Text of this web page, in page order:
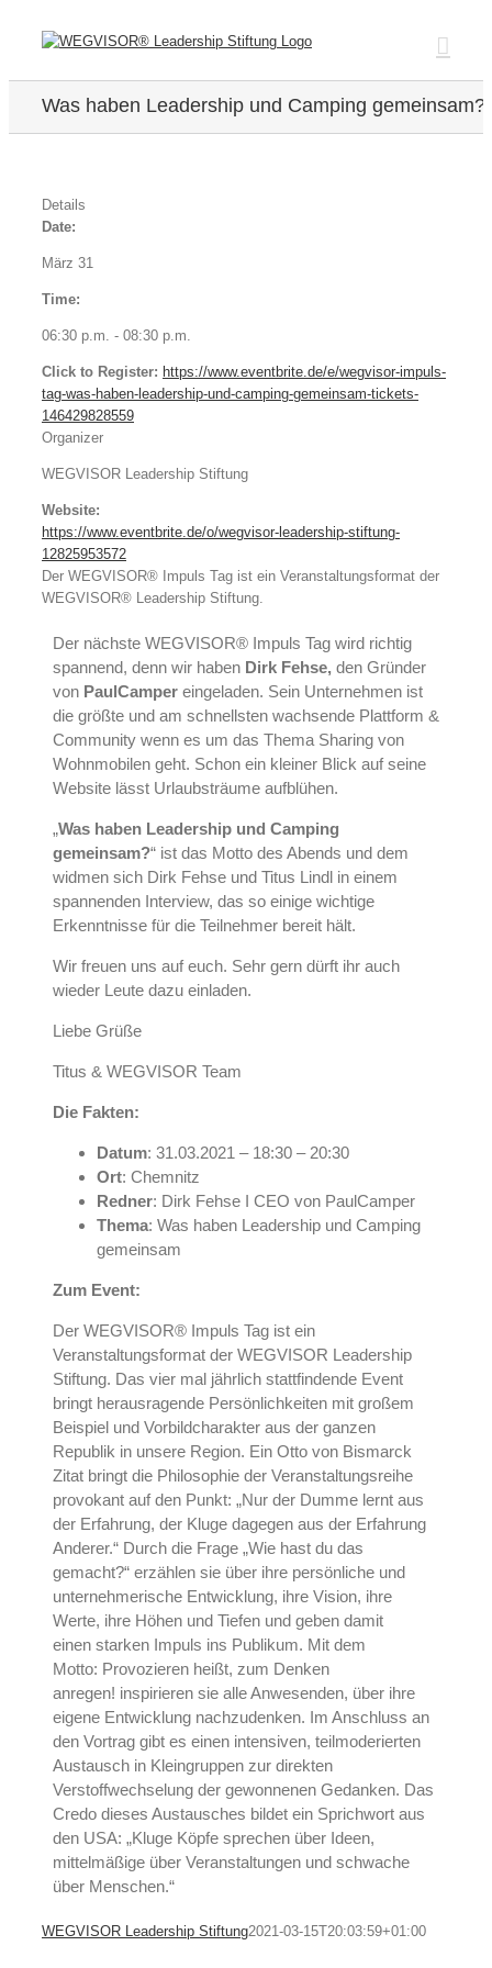
Was haben Leadership und Camping gemeinsam?
Details
Date:
März 31
Time:
06:30 p.m. - 08:30 p.m.
Click to Register: https://www.eventbrite.de/e/wegvisor-impuls-
tag-was-haben-leadership-und-camping-gemeinsam-tickets-
146429828559
Organizer
WEGVISOR Leadership Stiftung
Website:
https://www.eventbrite.de/o/wegvisor-leadership-stiftung-
12825953572
Der WEGVISOR® Impuls Tag ist ein Veranstaltungsformat der
WEGVISOR® Leadership Stiftung.
Der nächste WEGVISOR® Impuls Tag wird richtig
spannend, denn wir haben Dirk Fehse, den Gründer
von PaulCamper eingeladen. Sein Unternehmen ist
die größte und am schnellsten wachsende Plattform &
Community wenn es um das Thema Sharing von
Wohnmobilen geht. Schon ein kleiner Blick auf seine
Website lässt Urlaubsträume aufblühen.
„Was haben Leadership und Camping
gemeinsam?“ ist das Motto des Abends und dem
widmen sich Dirk Fehse und Titus Lindl in einem
spannenden Interview, das so einige wichtige
Erkenntnisse für die Teilnehmer bereit hält.
Wir freuen uns auf euch. Sehr gern dürft ihr auch
wieder Leute dazu einladen.
Liebe Grüße
Titus & WEGVISOR Team
Die Fakten:
Datum: 31.03.2021 – 18:30 – 20:30
Ort: Chemnitz
Redner: Dirk Fehse I CEO von PaulCamper
Thema: Was haben Leadership und Camping
gemeinsam
Zum Event:
Der WEGVISOR® Impuls Tag ist ein
Veranstaltungsformat der WEGVISOR Leadership
Stiftung. Das vier mal jährlich stattfindende Event
bringt herausragende Persönlichkeiten mit großem
Beispiel und Vorbildcharakter aus der ganzen
Republik in unsere Region. Ein Otto von Bismarck
Zitat bringt die Philosophie der Veranstaltungsreihe
provokant auf den Punkt: „Nur der Dumme lernt aus
der Erfahrung, der Kluge dagegen aus der Erfahrung
Anderer.“ Durch die Frage „Wie hast du das
gemacht?“ erzählen sie über ihre persönliche und
unternehmerische Entwicklung, ihre Vision, ihre
Werte, ihre Höhen und Tiefen und geben damit
einen starken Impuls ins Publikum. Mit dem
Motto: Provozieren heißt, zum Denken
anregen! inspirieren sie alle Anwesenden, über ihre
eigene Entwicklung nachzudenken. Im Anschluss an
den Vortrag gibt es einen intensiven, teilmoderierten
Austausch in Kleingruppen zur direkten
Verstoffwechselung der gewonnenen Gedanken. Das
Credo dieses Austausches bildet ein Sprichwort aus
den USA: „Kluge Köpfe sprechen über Ideen,
mittelmäßige über Veranstaltungen und schwache
über Menschen.“
WEGVISOR Leadership Stiftung2021-03-15T20:03:59+01:00